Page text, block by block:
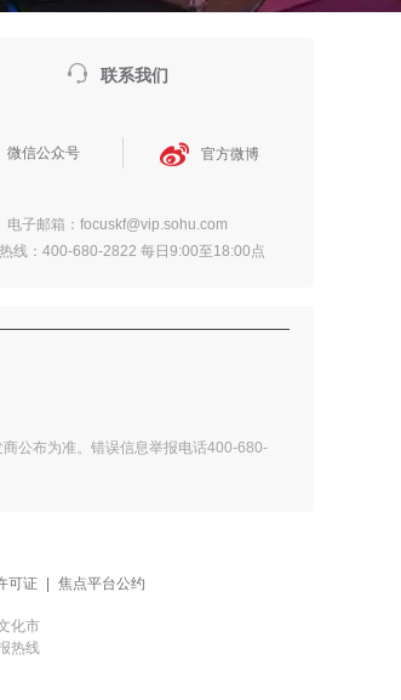
 联系我们
微信公众号  官方微博
电子邮箱：focuskf@vip.sohu.com
线：400-680-2822 每日9:00至18:00点
公布为准。错误信息举报电话400-680-
可证 焦点平台公约
化市
热线